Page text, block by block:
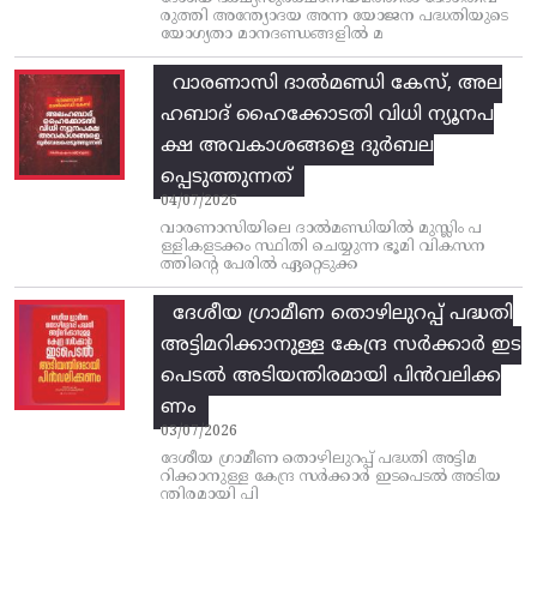
രുത്തി അന്ത്യോദയ അന്ന യോജന പദ്ധതിയുടെ
യോഗ്യതാ മാനദണ്ഡങ്ങളിൽ മ
വാരണാസി ദാൽമണ്ഡി കേസ്, അല
ഹബാദ് ഹൈക്കോടതി വിധി ന്യൂനപ
ക്ഷ അവകാശങ്ങളെ ദുർബല
പ്പെടുത്തുന്നത്
04/07/2026
വാരണാസിയിലെ ദാൽമണ്ഡിയിൽ മുസ്ലിം പ
ള്ളികളടക്കം സ്ഥിതി ചെയ്യുന്ന ഭൂമി വികസന
ത്തിന്റെ പേരിൽ ഏറ്റെടുക്ക
ദേശീയ ഗ്രാമീണ തൊഴിലുറപ്പ്‌ പദ്ധതി
അട്ടിമറിക്കാനുള്ള കേന്ദ്ര സര്‍ക്കാര്‍ ഇട
പെടല്‍ അടിയന്തിരമായി പിന്‍വലിക്ക
ണം
03/07/2026
ദേശീയ ഗ്രാമീണ തൊഴിലുറപ്പ്‌ പദ്ധതി അട്ടിമ
റിക്കാനുള്ള കേന്ദ്ര സര്‍ക്കാര്‍ ഇടപെടല്‍ അടിയ
ന്തിരമായി പി